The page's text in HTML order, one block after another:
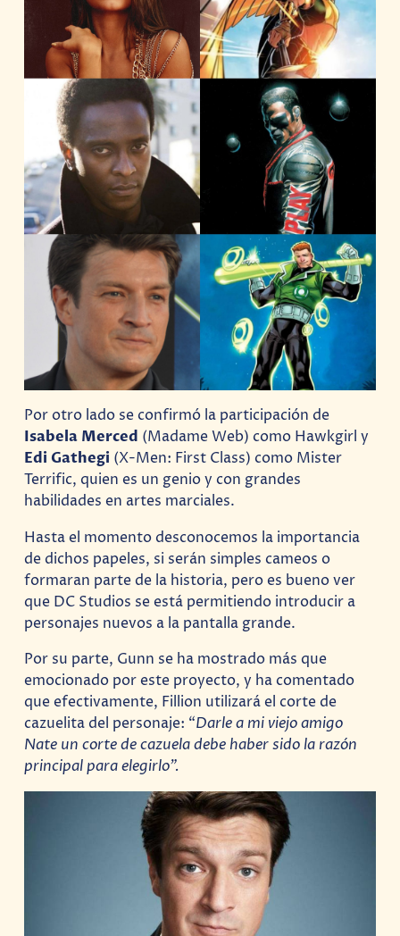
Por otro lado se confirmó la participación de
Isabela Merced (Madame Web) como Hawkgirl y
Edi Gathegi (X-Men: First Class) como Mister
Terrific, quien es un genio y con grandes
habilidades en artes marciales.
Hasta el momento desconocemos la importancia
de dichos papeles, si serán simples cameos o
formaran parte de la historia, pero es bueno ver
que DC Studios se está permitiendo introducir a
personajes nuevos a la pantalla grande.
Por su parte, Gunn se ha mostrado más que
emocionado por este proyecto, y ha comentado
que efectivamente, Fillion utilizará el corte de
cazuelita del personaje: “Darle a mi viejo amigo
Nate un corte de cazuela debe haber sido la razón
principal para elegirlo”.